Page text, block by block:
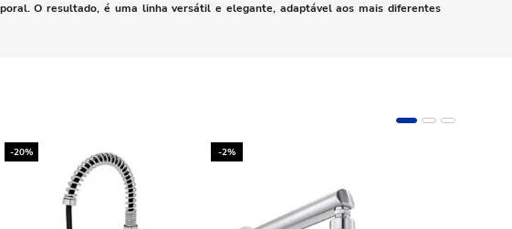
O resultado, é uma linha versátil e elegante, adaptável aos mais diferentes
-20% -2%